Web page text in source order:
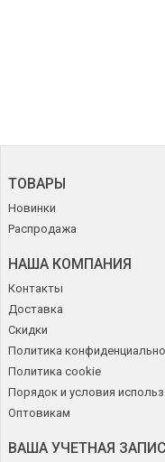
ТОВАРЫ
Новинки
Распродажа
НАША КОМПАНИЯ
Контакты
Доставка
Скидки
Политика
Политика cookie
Порядок и условия
Оптовикам
ВАША УЧЕТНАЯ